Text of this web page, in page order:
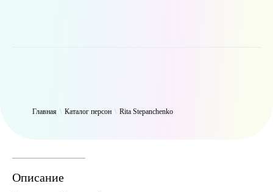
Главная \ Каталог персон \ Rita Stepanchenko
Описание